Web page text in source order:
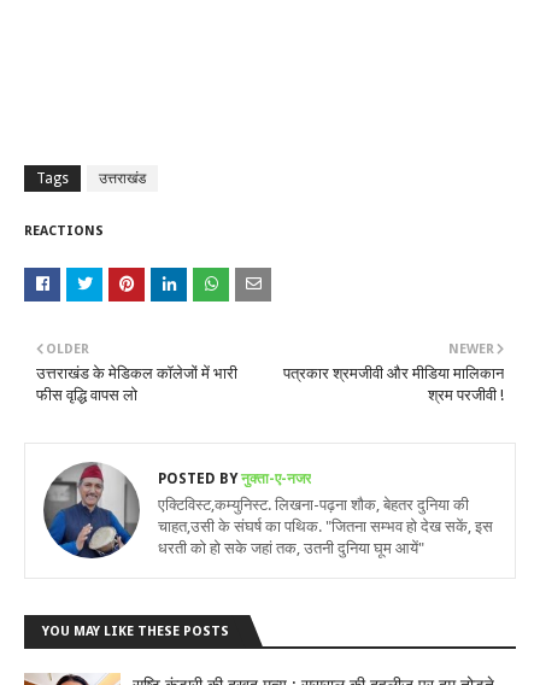
Tags उत्तराखंड
REACTIONS
NEWER
पत्रकार श्रमजीवी और मीडिया मालिकान
श्रम परजीवी !
OLDER
उत्तराखंड के मेडिकल कॉलेजों में भारी
फीस वृद्धि वापस लो
POSTED BYनुक्ता-ए-नजर
एक्टिविस्ट,कम्युनिस्ट. लिखना-पढ़ना शौक, बेहतर दुनिया की
चाहत,उसी के संघर्ष का पथिक. "जितना सम्भव हो देख सकें, इस
धरती को हो सके जहां तक, उतनी दुनिया घूम आयें"
YOU MAY LIKE THESE POSTS